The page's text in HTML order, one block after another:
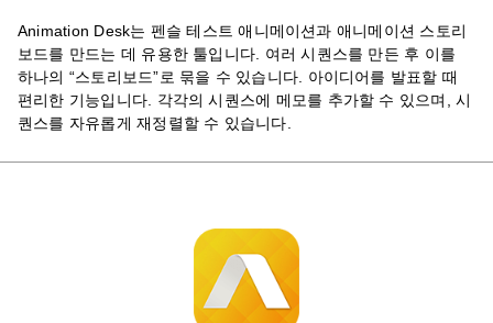
Animation Desk는 펜슬 테스트 애니메이션과 애니메이션 스토리
보드를 만드는 데 유용한 툴입니다. 여러 시퀀스를 만든 후 이를
하나의 “스토리보드”로 묶을 수 있습니다. 아이디어를 발표할 때
편리한 기능입니다. 각각의 시퀀스에 메모를 추가할 수 있으며, 시
퀀스를 자유롭게 재정렬할 수 있습니다.